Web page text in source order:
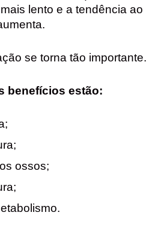
lento e a tendência ao
se torna tão importante.
benefícios estão:
ossos;